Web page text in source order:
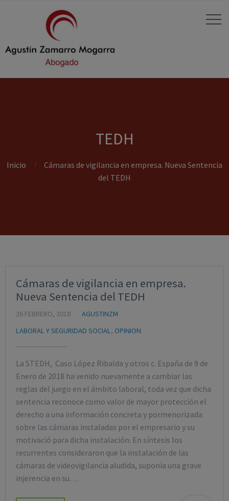
TEDH
Inicio
Cámaras de vigilancia en empresa. Nueva Sentencia
del TEDH
Cámaras de vigilancia en empresa.
Nueva Sentencia del TEDH
26 FEBRERO, 2018
AGUSTINZM
LABORAL Y SEGURIDAD SOCIAL, OPINION
La STEDH, Caso López Ribalda y otros c. España de 9 de
Enero de 2018 ha venido nuevamente a cambiar las
reglas del juego en el ámbito laboral, toda vez que dicha
sentencia reconoce como valor de mayor protección el
derecho a una información concreta y pormenorizada
sobre las cámaras instaladas por el empresario y su
motivació para dicha instalación. En síntesis los
recurrentes consideraron que la instalación de las
cámaras de videovigilancia aludida, suponía una grave
injerencia en su…